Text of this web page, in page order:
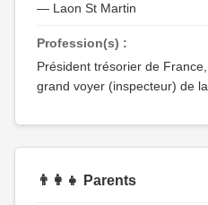
— Laon St Martin
Profession(s) :
Président trésorier de
grand voyer (inspecteur) de
👨‍👩‍👧 Parents